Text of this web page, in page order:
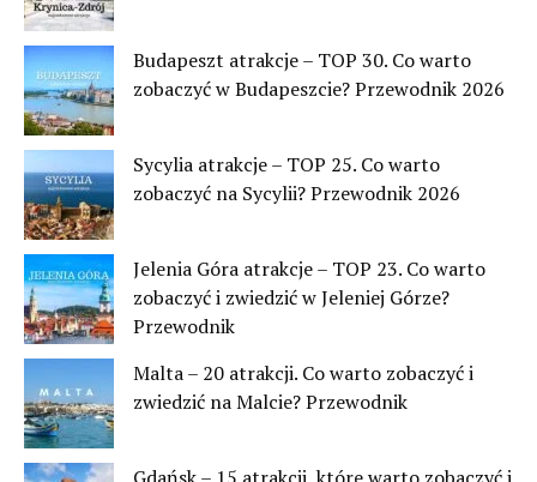
Budapeszt atrakcje – TOP 30. Co warto
zobaczyć w Budapeszcie? Przewodnik 2026
Sycylia atrakcje – TOP 25. Co warto
zobaczyć na Sycylii? Przewodnik 2026
Jelenia Góra atrakcje – TOP 23. Co warto
zobaczyć i zwiedzić w Jeleniej Górze?
Przewodnik
Malta – 20 atrakcji. Co warto zobaczyć i
zwiedzić na Malcie? Przewodnik